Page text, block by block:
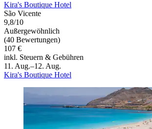
Kira's Boutique Hotel
São Vicente
9,8/10
Außergewöhnlich
(40 Bewertungen)
107 €
inkl. Steuern & Gebühren
11. Aug.–12. Aug.
Kira's Boutique Hotel